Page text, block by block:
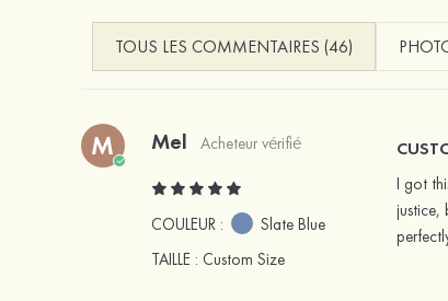
TOUS LES COMMENTAIRES (46)
M Mel Acheteur vérifié
COULEUR :
Slate Blue
TAILLE : Custom Size
I got
justice,